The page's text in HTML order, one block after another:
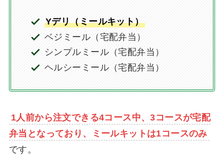
Yデリ（ミールキット）
ベジミール（宅配弁当）
シンプルミール（宅配弁当）
ヘルシーミール（宅配弁当）
1人前から注文できる4コース中、3コースが宅配
弁当となっており、ミールキットは1コースのみ
です。